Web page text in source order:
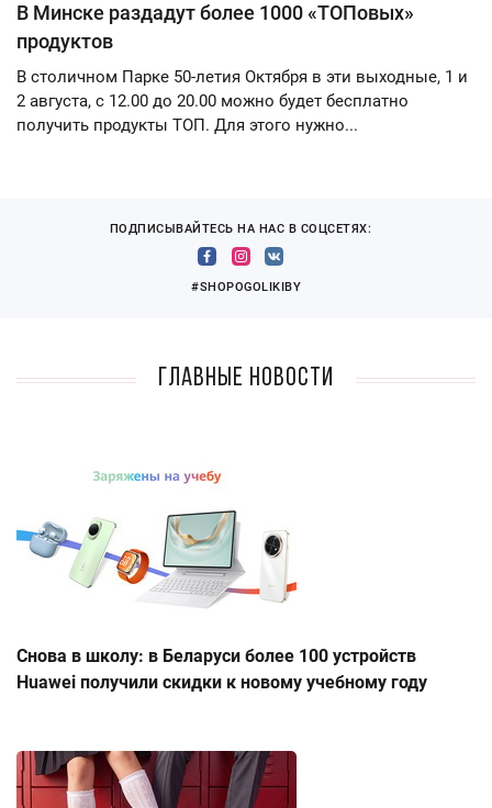
В Минске раздадут более 1000 «ТОПовых»
продуктов
В столичном Парке 50-летия Октября в эти выходные, 1 и
2 августа, с 12.00 до 20.00 можно будет бесплатно
получить продукты ТОП. Для этого нужно...
ПОДПИСЫВАЙТЕСЬ НА НАС В СОЦСЕТЯХ:
#SHOPOGOLIKIBY
Главные новости
Снова в школу: в Беларуси более 100 устройств
Huawei получили скидки к новому учебному году